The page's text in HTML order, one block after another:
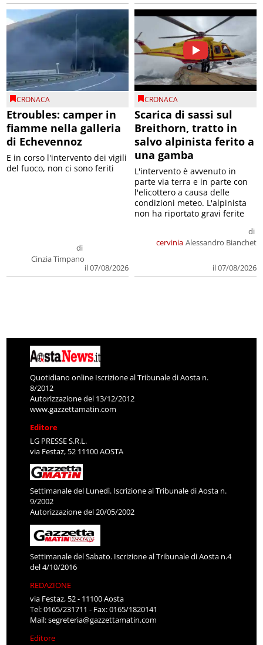
CRONACA
Etroubles: camper in
fiamme nella galleria
di Echevennoz
di
Cinzia Timpano
il 07/08/2026
E in corso l'intervento dei vigili
del fuoco, non ci sono feriti
CRONACA
Scarica di sassi sul
Breithorn, tratto in
salvo alpinista ferito a
una gamba
cervinia
di
Alessandro Bianchet
il 07/08/2026
L'intervento è avvenuto in
parte via terra e in parte con
l'elicottero a causa delle
condizioni meteo. L'alpinista
non ha riportato gravi ferite
Quotidiano online Iscrizione al Tribunale di Aosta n.
8/2012
Autorizzazione del 13/12/2012
www.gazzettamatin.com
Editore
LG PRESSE S.R.L.
via Festaz, 52 11100 AOSTA
Settimanale del Lunedì. Iscrizione al Tribunale di Aosta n.
9/2002
Autorizzazione del 20/05/2002
Settimanale del Sabato. Iscrizione al Tribunale di Aosta n.4
del 4/10/2016
REDAZIONE
via Festaz, 52 - 11100 Aosta
Tel: 0165/231711 - Fax: 0165/1820141
Mail:segreteria@gazzettamatin.com
Editore